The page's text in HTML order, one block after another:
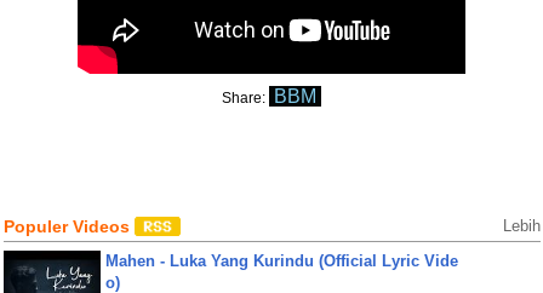
Share: BBM
Populer Videos Lebih
Mahen - Luka Yang Kurindu (Official Lyric Vide
o)